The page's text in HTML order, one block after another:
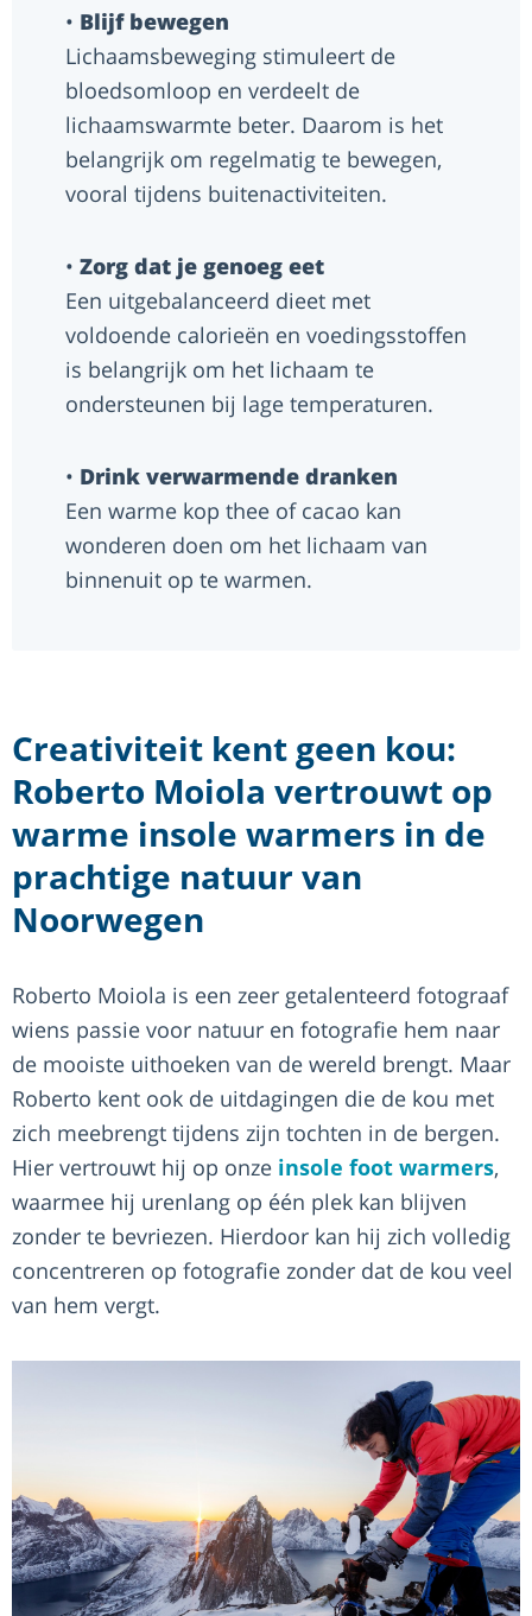
• Blijf bewegen
Lichaamsbeweging stimuleert de
bloedsomloop en verdeelt de
lichaamswarmte beter. Daarom is het
belangrijk om regelmatig te bewegen,
vooral tijdens buitenactiviteiten.
• Zorg dat je genoeg eet
Een uitgebalanceerd dieet met
voldoende calorieën en voedingsstoffen
is belangrijk om het lichaam te
ondersteunen bij lage temperaturen.
• Drink verwarmende dranken
Een warme kop thee of cacao kan
wonderen doen om het lichaam van
binnenuit op te warmen.
Creativiteit kent geen kou:
Roberto Moiola vertrouwt op
warme insole warmers in de
prachtige natuur van
Noorwegen
Roberto Moiola is een zeer getalenteerd fotograaf
wiens passie voor natuur en fotografie hem naar
de mooiste uithoeken van de wereld brengt. Maar
Roberto kent ook de uitdagingen die de kou met
zich meebrengt tijdens zijn tochten in de bergen.
Hier vertrouwt hij op onze insole foot warmers,
waarmee hij urenlang op één plek kan blijven
zonder te bevriezen. Hierdoor kan hij zich volledig
concentreren op fotografie zonder dat de kou veel
van hem vergt.